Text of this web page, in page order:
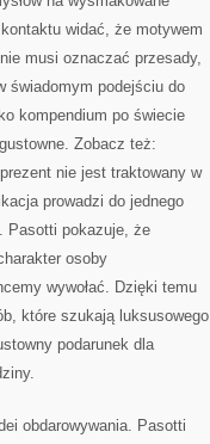
widać, że motywem
musi oznaczać przesady,
świadomym podejściu do
kompendium po świecie
Zobacz też:
nie jest traktowany w
prowadzi do jednego
Pasotti pokazuje, że
osoby
wywołać. Dzięki temu
które szukają luksusowego
podarunek dla
obdarowywania. Pasotti